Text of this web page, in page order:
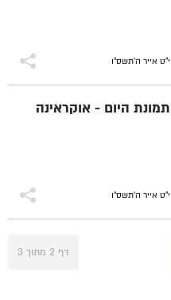
י"ט אייר ה׳תשס״ו
תמונת היום - אוקראינה
י"ט אייר ה׳תשס״ו
דף 2 מתוך 3